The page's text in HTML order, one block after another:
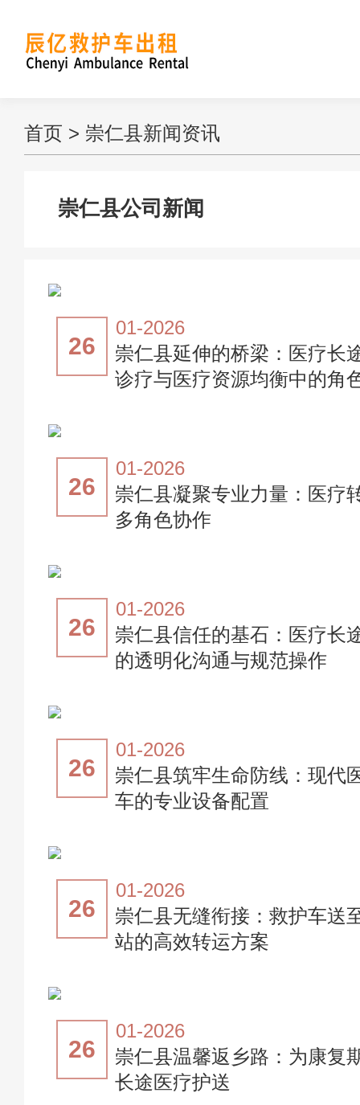
首页 > 崇仁县新闻资讯
崇仁县公司新闻
26
01-2026
崇仁县延伸的桥梁：医疗长
诊疗与医疗资源均衡中的角
26
01-2026
崇仁县凝聚专业力量：医疗
多角色协作
26
01-2026
崇仁县信任的基石：医疗长
的透明化沟通与规范操作
26
01-2026
崇仁县筑牢生命防线：现代
车的专业设备配置
26
01-2026
崇仁县无缝衔接：救护车送
站的高效转运方案
26
01-2026
崇仁县温馨返乡路：为康复
长途医疗护送